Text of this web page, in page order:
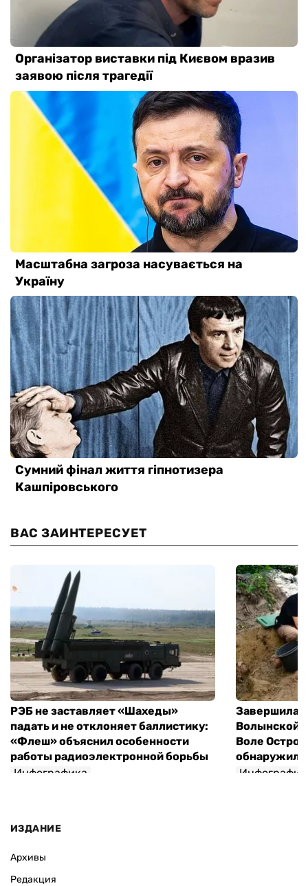
ВАС ЗАИНТЕРЕСУЕТ
РЭБ не заставляет «Шахеды»
падать и не отклоняет баллистику:
«Флеш» объяснил особенности
работы радиоэлектронной борьбы
Инфографика
Волынской
Воле
обнаружили
ИЗДАНИЕ
Архивы
Редакция